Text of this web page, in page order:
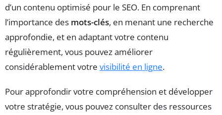
d’un contenu optimisé pour le SEO. En comprenant
l’importance des mots-clés, en menant une recherche
approfondie, et en adaptant votre contenu
régulièrement, vous pouvez améliorer
considérablement votre visibilité en ligne.
Pour approfondir votre compréhension et développer
votre stratégie, vous pouvez consulter des ressources